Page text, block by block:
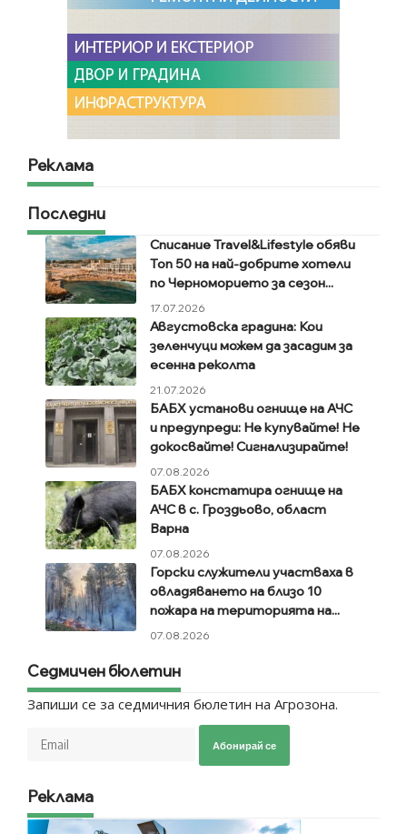
Реклама
Последни
Списание Travel&Lifestyle обяви
Топ 50 на най-добрите хотели
по Черноморието за сезон...
17.07.2026
Августовска градина: Кои
зеленчуци можем да засадим за
есенна реколта
21.07.2026
БАБХ установи огнище на АЧС
и предупреди: Не купувайте! Не
докосвайте! Сигнализирайте!
07.08.2026
БАБХ констатира огнище на
АЧС в с. Гроздьово, област
Варна
07.08.2026
Горски служители участваха в
овладяването на близо 10
пожара на територията на...
07.08.2026
Седмичен бюлетин
Запиши се за седмичния бюлетин на Агрозона.
Абонирай се
Реклама